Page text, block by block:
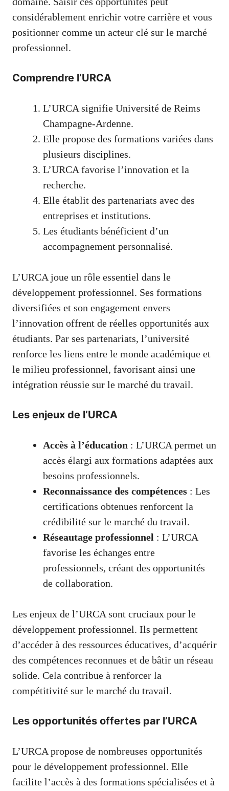
considérablement enrichir votre carrière et vous
positionner comme un acteur clé sur le marché
professionnel.
Comprendre l’URCA
L’URCA signifie Université de Reims
Champagne-Ardenne.
Elle propose des formations variées dans
plusieurs disciplines.
L’URCA favorise l’innovation et la
recherche.
Elle établit des partenariats avec des
entreprises et institutions.
Les étudiants bénéficient d’un
accompagnement personnalisé.
L’URCA joue un rôle essentiel dans le
développement professionnel. Ses formations
diversifiées et son engagement envers
l’innovation offrent de réelles opportunités aux
étudiants. Par ses partenariats, l’université
renforce les liens entre le monde académique et
le milieu professionnel, favorisant ainsi une
intégration réussie sur le marché du travail.
Les enjeux de l’URCA
Accès à l’éducation : L’URCA permet un
accès élargi aux formations adaptées aux
besoins professionnels.
Reconnaissance des compétences : Les
certifications obtenues renforcent la
crédibilité sur le marché du travail.
Réseautage professionnel : L’URCA
favorise les échanges entre
professionnels, créant des opportunités
de collaboration.
Les enjeux de l’URCA sont cruciaux pour le
développement professionnel. Ils permettent
d’accéder à des ressources éducatives, d’acquérir
des compétences reconnues et de bâtir un réseau
solide. Cela contribue à renforcer la
compétitivité sur le marché du travail.
Les opportunités offertes par l’URCA
L’URCA propose de nombreuses opportunités
pour le développement professionnel. Elle
facilite l’accès à des formations spécialisées et à